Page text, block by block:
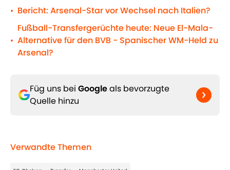
• Bericht: Arsenal-Star vor Wechsel nach Italien?
•
Fußball-Transfergerüchte heute: Neue El-Mala-
Alternative für den BVB - Spanischer WM-Held zu
Arsenal?
Füg uns bei Googleals bevorzugte
Quelle hinzu
Verwandte Themen